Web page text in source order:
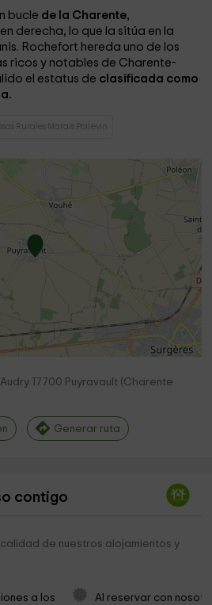
bucle de la Charente,
derecha, lo que la sitúa en la
Rochefort hereda uno de los
ricos y notables de Charente-
el estatus de clasificada como
Rurales Marais Poitevin
Audry 17700 Puyravault (Charente
Generar ruta
contigo
calidad de nuestros alojamientos y
a los
Al reservar con